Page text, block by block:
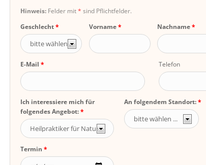
Hinweis:Felder mit* sind Pflichtfelder.
Geschlecht
Vorname Nachname
E-Mail Telefon
Ich interessiere mich für
folgendes Angebot:
An folgendem Standort:
Termin